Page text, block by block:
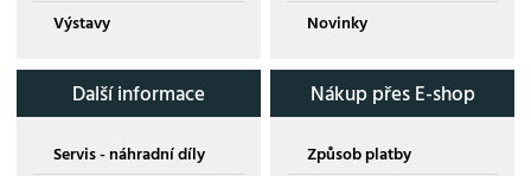
Výstavy
Novinky
Další informace
Servis - náhradní díly
Nákup přes E-shop
Způsob platby